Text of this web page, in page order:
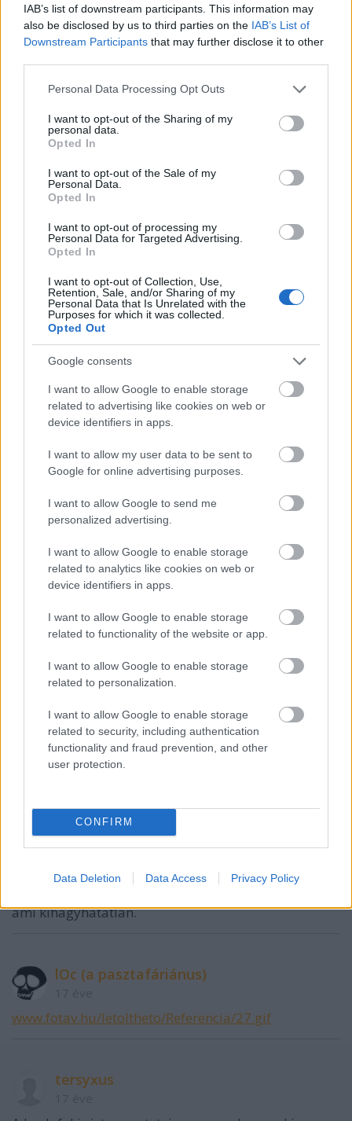
IAB’s list of downstream participants. This information may
also be disclosed by us to third parties on the IAB’s List of
Downstream Participants that may further disclose it to other
Please note that this website/app uses one or more Google
not limited to your visit or usage behaviour. You may click to
grant or deny consent to Google and its third-party tags to
use your data for below specified purposes in below Google
consent section.
Personal Data Processing Opt Outs
I want to opt-out of the Sharing of my
personal data.
Opted In
I want to opt-out of the Sale of my
Personal Data.
Opted In
I want to opt-out of processing my
Personal Data for Targeted Advertising.
Opted In
I want to opt-out of Collection, Use,
Retention, Sale, and/or Sharing of my
Personal Data that Is Unrelated with the
Purposes for which it was collected.
Opted Out
Google consents
I want to allow Google to enable storage
related to advertising like cookies on web or
device identifiers in apps.
I want to allow my user data to be sent to
Google for online advertising purposes.
I want to allow Google to send me
personalized advertising.
I want to allow Google to enable storage
related to analytics like cookies on web or
device identifiers in apps.
I want to allow Google to enable storage
related to functionality of the website or app.
I want to allow Google to enable storage
related to personalization.
I want to allow Google to enable storage
related to security, including authentication
functionality and fraud prevention, and other
user protection.
CONFIRM
Data Deletion Data Access Privacy Policy
szabiaki (törölt)
17 éve
themungpie.com/2008/04/16/cedric-delsaux-urban-
www.youtube.com/watch?v=AfqDVP_0O0c
Nagymoli
17 éve
Simán a garázsom elé... Jobb, mint bekamerázni :-
Preis
17 éve
Az Aréna vagy a Művészetek Palotája előtt simán
megférhet egy ilyen lépegető!
Savafan
17 éve
tudom nem hazai de Bécs felé az autópályán az
olajfinomító este, kivilágítva tiszta Mos Eisley:)
ava
17 éve
Bécs az nem olyan...Mos Eisley egy kis porfészek volt
tele genyófejű űrlányekkel. A finomító inkább
lOc (a pasztafáriánus)
17 éve
Pont a Teve utcai Halálcsillag nincs köztük?
17 éve
"A nyitóképül választott Pap László
ami kihagyhatatlan.
lOc (a pasztafáriánus)
www.fotav.hu/letoltheto/Referencia/27.gif
tersyxus